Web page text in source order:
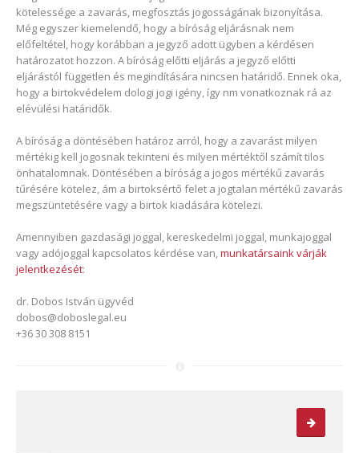
kötelessége a zavarás, megfosztás jogosságának bizonyítása.
Még egyszer kiemelendő, hogy a bíróság eljárásnak nem
előfeltétel, hogy korábban a jegyző adott ügyben a kérdésen
határozatot hozzon. A bíróság előtti eljárás a jegyző előtti
eljárástól független és megindítására nincsen határidő. Ennek oka,
hogy a birtokvédelem dologi jogi igény, így nm vonatkoznak rá az
elévülési határidők.
A bíróság a döntésében határoz arról, hogy a zavarást milyen
mértékig kell jogosnak tekinteni és milyen mértéktől számít tilos
önhatalomnak. Döntésében a bíróság a jogos mértékű zavarás
tűrésére kötelez, ám a birtoksértő felet a jogtalan mértékű zavarás
megszüntetésére vagy a birtok kiadására kötelezi.
Amennyiben gazdasági joggal, kereskedelmi joggal, munkajoggal
vagy adójoggal kapcsolatos kérdése van,munkatársaink várják
jelentkezését:
dr. Dobos István ügyvéd
dobos@doboslegal.eu
+36 30 308 8151